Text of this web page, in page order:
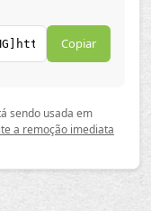
Copiar
sendo usada em
a remoção imediata